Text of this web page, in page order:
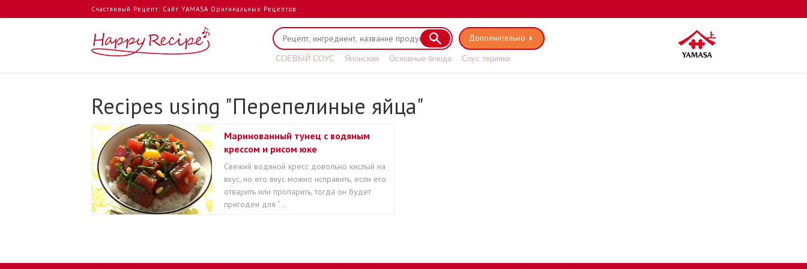
Счастливый Рецепт: Сайт YAMASA Оригинальных Рецептов
Дополнительно
СОЕВЫЙ СОУС Японская Основные блюда Соус терияки
Recipes using "Перепелиные яйца"
Маринованный тунец с водяным
крессом и рисом юке
Свежий водяной кресс довольно кислый на
вкус, но его вкус можно исправить, если его
отварить или пропарить, тогда он будет
пригоден для "...